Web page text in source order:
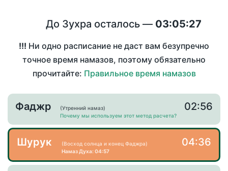
До Зухра осталось — 03:05:27
!!! Ни одно расписание не даст вам безупречно
точное время намазов, поэтому обязательно
прочитайте: Правильное время намазов
Фаджр
(Утренний намаз)
Почему мы используем этот метод расчета?
02:56
Шурук
(Восход солнца и конец Фаджра)
Намаз Духа: 04:57
04:36